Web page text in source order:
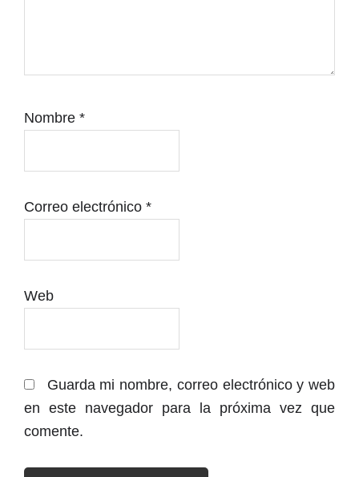
Nombre *
Correo electrónico *
Web
Guarda mi nombre, correo electrónico y web
en este navegador para la próxima vez que
comente.